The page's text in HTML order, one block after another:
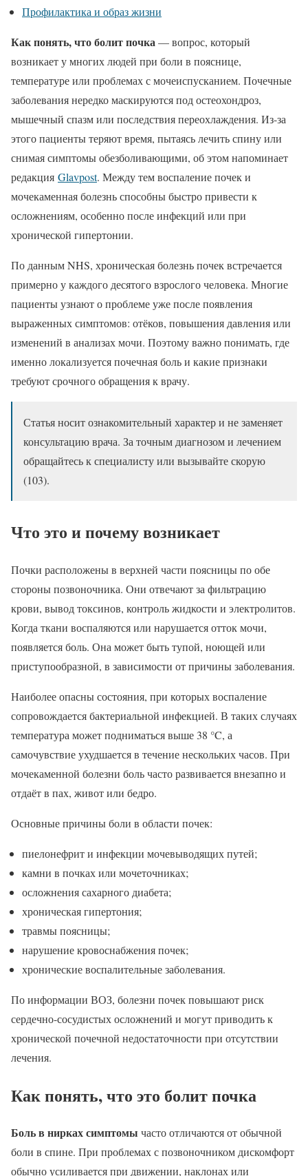
Профилактика и образ жизни
Как понять, что болит почка— вопрос, который
возникает у многих людей при боли в пояснице,
температуре или проблемах с мочеиспусканием. Почечные
заболевания нередко маскируются под остеохондроз,
мышечный спазм или последствия переохлаждения. Из-за
этого пациенты теряют время, пытаясь лечить спину или
снимая симптомы обезболивающими, об этом напоминает
редакция Glavpost. Между тем воспаление почек и
мочекаменная болезнь способны быстро привести к
осложнениям, особенно после инфекций или при
хронической гипертонии.
По данным NHS, хроническая болезнь почек встречается
примерно у каждого десятого взрослого человека. Многие
пациенты узнают о проблеме уже после появления
выраженных симптомов: отёков, повышения давления или
изменений в анализах мочи. Поэтому важно понимать, где
именно локализуется почечная боль и какие признаки
требуют срочного обращения к врачу.
Статья носит ознакомительный характер и не заменяет
консультацию врача. За точным диагнозом и лечением
обращайтесь к специалисту или вызывайте скорую
(103).
Что это и почему возникает
Почки расположены в верхней части поясницы по обе
стороны позвоночника. Они отвечают за фильтрацию
крови, вывод токсинов, контроль жидкости и электролитов.
Когда ткани воспаляются или нарушается отток мочи,
появляется боль. Она может быть тупой, ноющей или
приступообразной, в зависимости от причины заболевания.
Наиболее опасны состояния, при которых воспаление
сопровождается бактериальной инфекцией. В таких случаях
температура может подниматься выше 38 °C, а
самочувствие ухудшается в течение нескольких часов. При
мочекаменной болезни боль часто развивается внезапно и
отдаёт в пах, живот или бедро.
Основные причины боли в области почек:
пиелонефрит и инфекции мочевыводящих путей;
камни в почках или мочеточниках;
осложнения сахарного диабета;
хроническая гипертония;
травмы поясницы;
нарушение кровоснабжения почек;
хронические воспалительные заболевания.
По информации ВОЗ, болезни почек повышают риск
сердечно-сосудистых осложнений и могут приводить к
хронической почечной недостаточности при отсутствии
лечения.
Как понять, что это болит почка
Боль в нирках симптомы часто отличаются от обычной
боли в спине. При проблемах с позвоночником дискомфорт
обычно усиливается при движении, наклонах или